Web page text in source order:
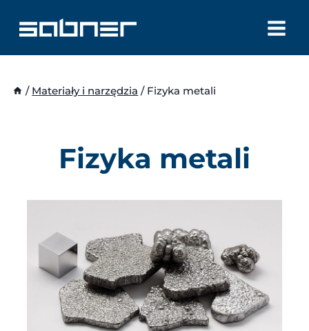
treści
/ Materiały i narzędzia / Fizyka metali
Fizyka metali